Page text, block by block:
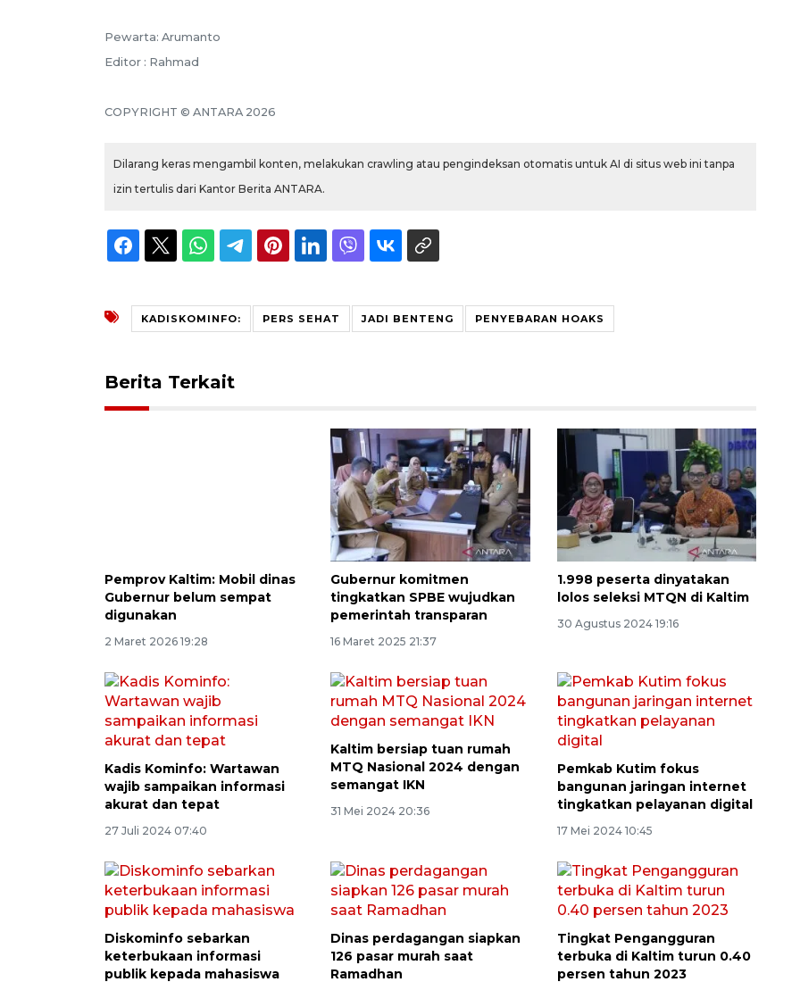
Pewarta: Arumanto
Editor : Rahmad
COPYRIGHT © ANTARA 2026
Dilarang keras mengambil konten, melakukan crawling atau pengindeksan otomatis untuk AI di situs web ini tanpa
izin tertulis dari Kantor Berita ANTARA.
KADISKOMINFO: PERS SEHAT JADI BENTENG PENYEBARAN HOAKS
Berita Terkait
Pemprov Kaltim: Mobil dinas
Gubernur belum sempat
digunakan
2 Maret 2026 19:28
Gubernur komitmen
tingkatkan SPBE wujudkan
pemerintah transparan
16 Maret 2025 21:37
1.998 peserta dinyatakan
lolos seleksi MTQN di Kaltim
30 Agustus 2024 19:16
Kadis Kominfo: Wartawan
akurat dan tepat
27 Juli 2024 07:40
semangat IKN
31 Mei 2024 20:36
Pemkab Kutim fokus
tingkatkan pelayanan digital
17 Mei 2024 10:45
2026-08-05 12:00:00